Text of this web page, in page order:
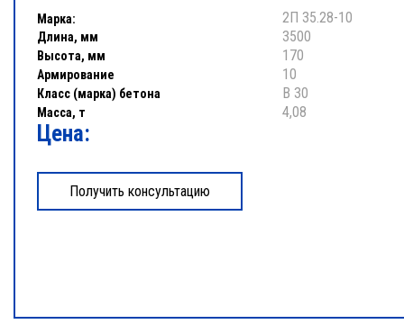
Марка: 2П 35.28-10
Длина, мм 3500
Высота, мм 170
Армирование 10
Класс (марка) бетона В 30
Масса, т 4,08
Цена: